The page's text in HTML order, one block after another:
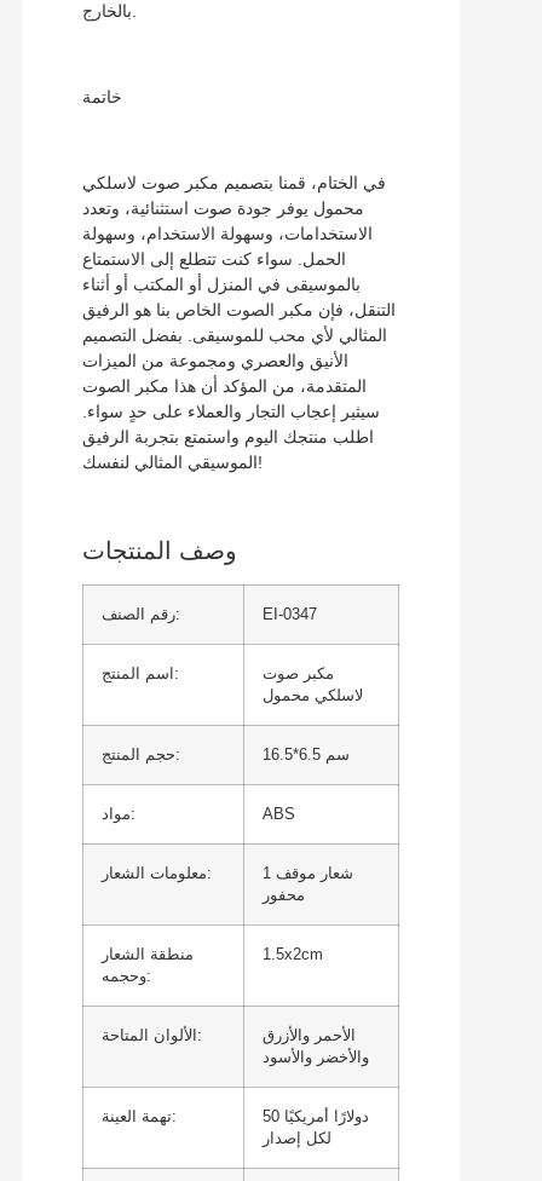
بالخارج.
خاتمة
في الختام، قمنا بتصميم مكبر صوت لاسلكي
محمول يوفر جودة صوت استثنائية، وتعدد
الاستخدامات، وسهولة الاستخدام، وسهولة
الحمل. سواء كنت تتطلع إلى الاستمتاع
بالموسيقى في المنزل أو المكتب أو أثناء
التنقل، فإن مكبر الصوت الخاص بنا هو الرفيق
المثالي لأي محب للموسيقى. بفضل التصميم
الأنيق والعصري ومجموعة من الميزات
المتقدمة، من المؤكد أن هذا مكبر الصوت
سيثير إعجاب التجار والعملاء على حدٍ سواء.
اطلب منتجك اليوم واستمتع بتجربة الرفيق
الموسيقي المثالي لنفسك!
وصف المنتجات
رقم الصنف: EI-0347
اسم المنتج:
مكبر صوت
لاسلكي محمول
حجم المنتج: 16.5*6.5 سم
مواد: ABS
معلومات الشعار:
1 شعار موقف
محفور
منطقة الشعار
وحجمه:
1.5x2cm
الألوان المتاحة:
الأحمر والأزرق
والأخضر والأسود
تهمة العينة:
50 دولارًا أمريكيًا
لكل إصدار